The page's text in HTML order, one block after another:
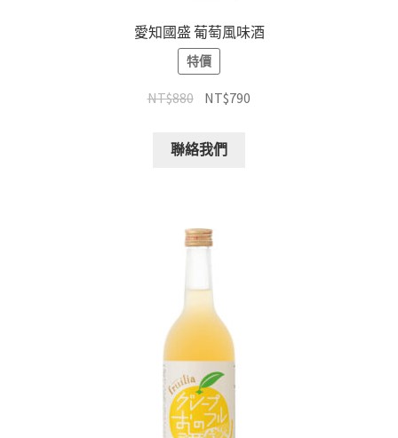
愛知國盛 葡萄風味酒
特價
NT$880 NT$790
聯絡我們